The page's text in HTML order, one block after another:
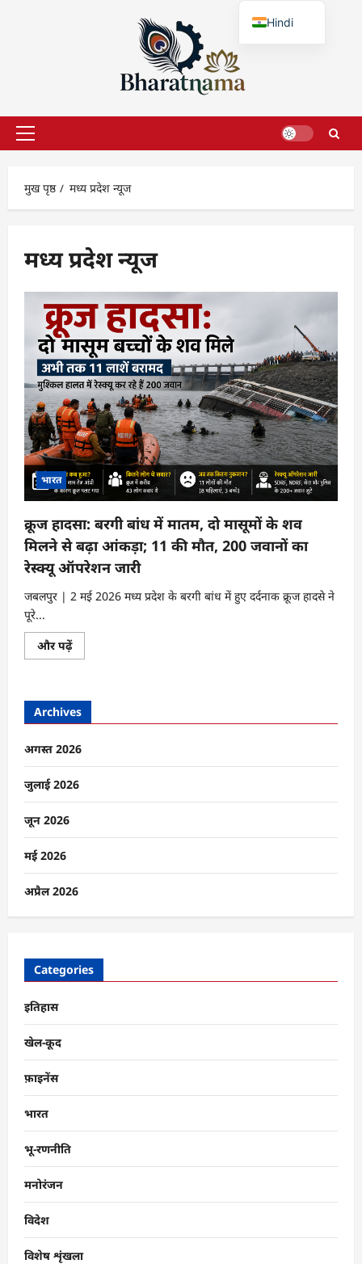
प्राथमिक
मुख पृष्ठ
मध्य प्रदेश न्यूज
मध्य प्रदेश न्यूज
भारत
क्रूज हादसा: बरगी बांध में मातम, दो मासूमों के शव
मिलने से बढ़ा आंकड़ा; 11 की मौत, 200 जवानों का
रेस्क्यू ऑपरेशन जारी
जबलपुर | 2 मई 2026 मध्य प्रदेश के बरगी बांध में हुए दर्दनाक क्रूज हादसे ने
पूरे...
और पढ़ेंक्रूज
हादसा:
मातम,
दो
मासूमों
शव
मिलने
से
बढ़ा
आंकड़ा;
11
200
रेस्क्यू
जारी
बारे
Archives
अगस्त 2026
जुलाई 2026
जून 2026
मई 2026
अप्रैल 2026
Categories
इतिहास
खेल-कूद
फ़ाइनेंस
भारत
भू-रणनीति
मनोरंजन
विदेश
विशेष शृंखला
Hindi